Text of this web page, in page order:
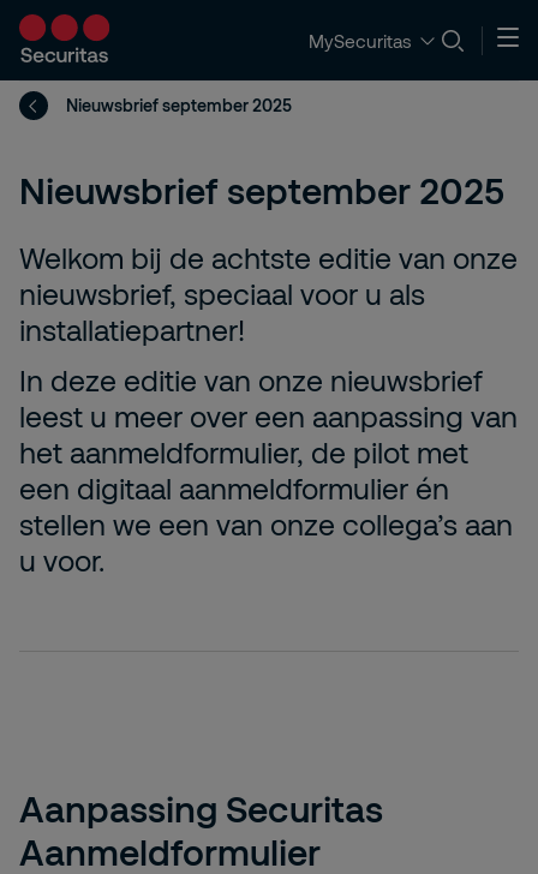
MySecuritas
Nieuwsbrief september 2025
Nieuwsbrief september 2025
Welkom bij de achtste editie van onze
nieuwsbrief, speciaal voor u als
installatiepartner!
In deze editie van onze nieuwsbrief
leest u meer over een aanpassing van
het aanmeldformulier, de pilot met
een digitaal aanmeldformulier én
stellen we een van onze collega’s aan
u voor.
Aanpassing Securitas
Aanmeldformulier